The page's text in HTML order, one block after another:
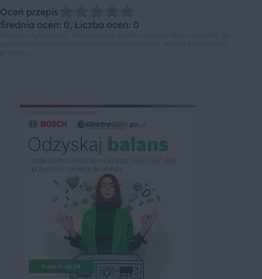
Oceń przepis
Średnia ocen: 0, Liczba ocen: 0